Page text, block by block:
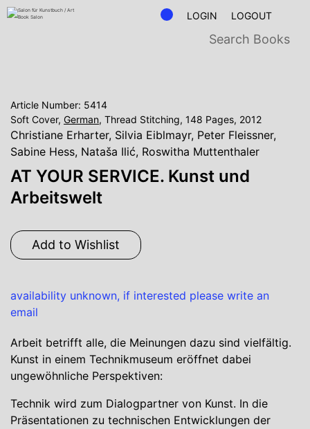
LOGIN LOGOUT
Article Number: 5414
Soft Cover, German, Thread Stitching, 148 Pages, 2012
Christiane Erharter, Silvia Eiblmayr, Peter Fleissner,
Sabine Hess, Nataša Ilić, Roswitha Muttenthaler
AT YOUR SERVICE. Kunst und
Arbeitswelt
Add to Wishlist
availability unknown, if interested please write an
email
Arbeit betrifft alle, die Meinungen dazu sind vielfältig.
Kunst in einem Technikmuseum eröffnet dabei
ungewöhnliche Perspektiven:
Technik wird zum Dialogpartner von Kunst. In die
Präsentationen zu technischen Entwicklungen der